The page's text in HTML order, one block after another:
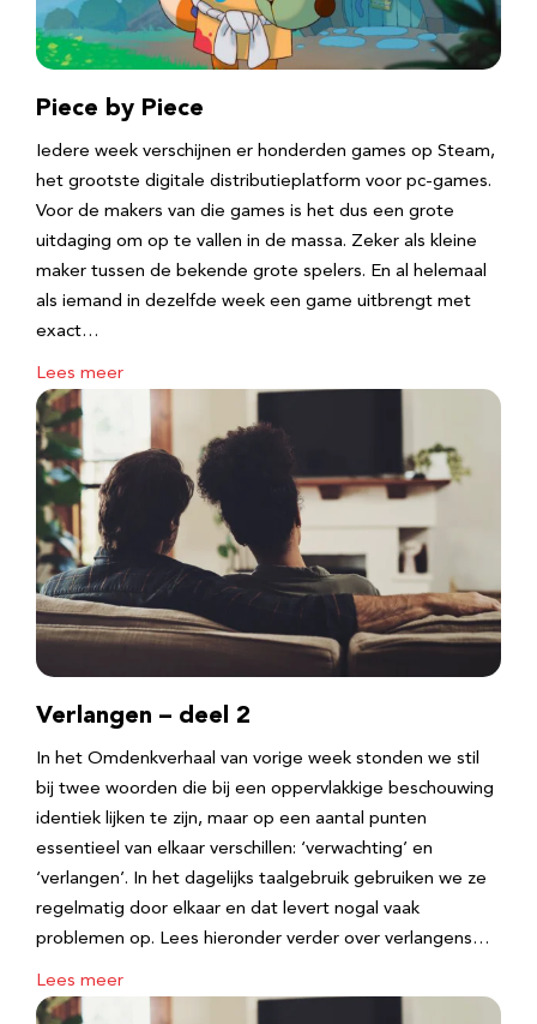
Piece by Piece
Iedere week verschijnen er honderden games op Steam,
het grootste digitale distributieplatform voor pc-games.
Voor de makers van die games is het dus een grote
uitdaging om op te vallen in de massa. Zeker als kleine
maker tussen de bekende grote spelers. En al helemaal
als iemand in dezelfde week een game uitbrengt met
exact…
Lees meer
Verlangen – deel 2
In het Omdenkverhaal van vorige week stonden we stil
bij twee woorden die bij een oppervlakkige beschouwing
identiek lijken te zijn, maar op een aantal punten
essentieel van elkaar verschillen: ‘verwachting’ en
‘verlangen’. In het dagelijks taalgebruik gebruiken we ze
regelmatig door elkaar en dat levert nogal vaak
problemen op. Lees hieronder verder over verlangens…
Lees meer